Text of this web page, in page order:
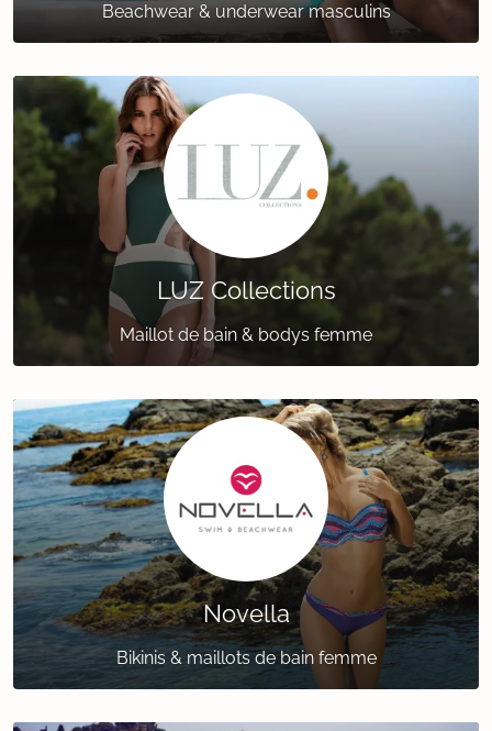
Beachwear & underwear masculins
LUZ Collections
Maillot de bain & bodys femme
Novella
Bikinis & maillots de bain femme